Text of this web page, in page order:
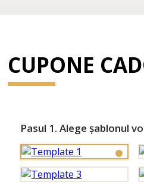
CUPONE
Pasul 1. Alege șablonul